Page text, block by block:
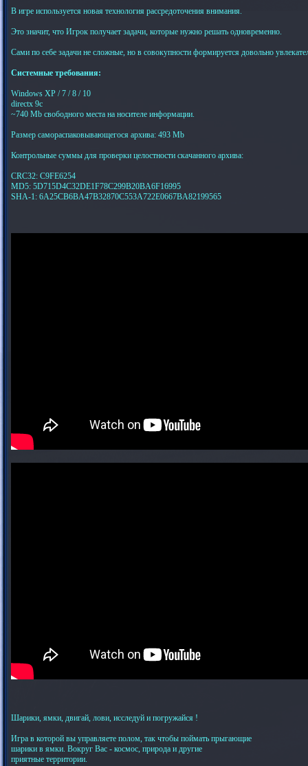
В игре используется новая технология рассредоточения внимания.
Это значит, что Игрок получает задачи, которые нужно решать одновременно.
Сами по себе задачи не сложные, но в совокупности формируется довольно
Системные требования:
Windows XP / 7 / 8 / 10
directx 9c
~740 Mb свободного места на носителе информации.
Размер самораспаковывающегося архива: 493 Mb
Контрольные суммы для проверки целостности скачанного архива:
CRC32: C9FE6254
MD5: 5D715D4C32DE1F78C299B20BA6F16995
SHA-1: 6A25CB6BA47B32870C553A722E0667BA82199565
Шарики, ямки, двигай, лови, исследуй и погружайся !
Игра в которой вы управляете полом, так чтобы поймать прыгающие
шарики в ямки. Вокруг Вас - космос, природа и другие
приятные территории.